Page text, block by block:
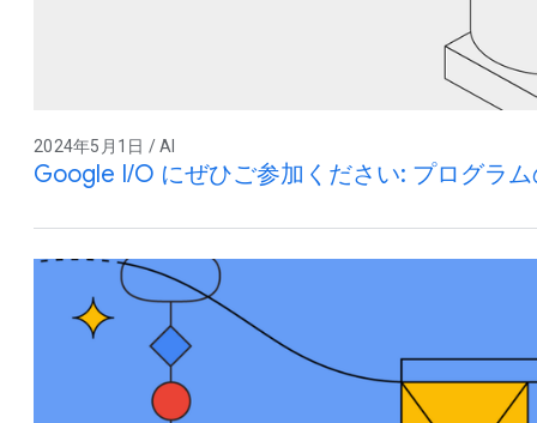
2024年5月1日 / AI
Google I/O にぜひご参加ください: プログラ